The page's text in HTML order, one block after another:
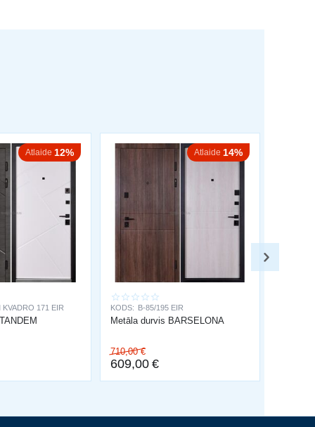
Atlaide 12%
KVADRO 171 EIR
Atlaide 14%
KODS: B-85/195 EIR
Metāla durvis BARSELONA
710,00 €
609,00 €